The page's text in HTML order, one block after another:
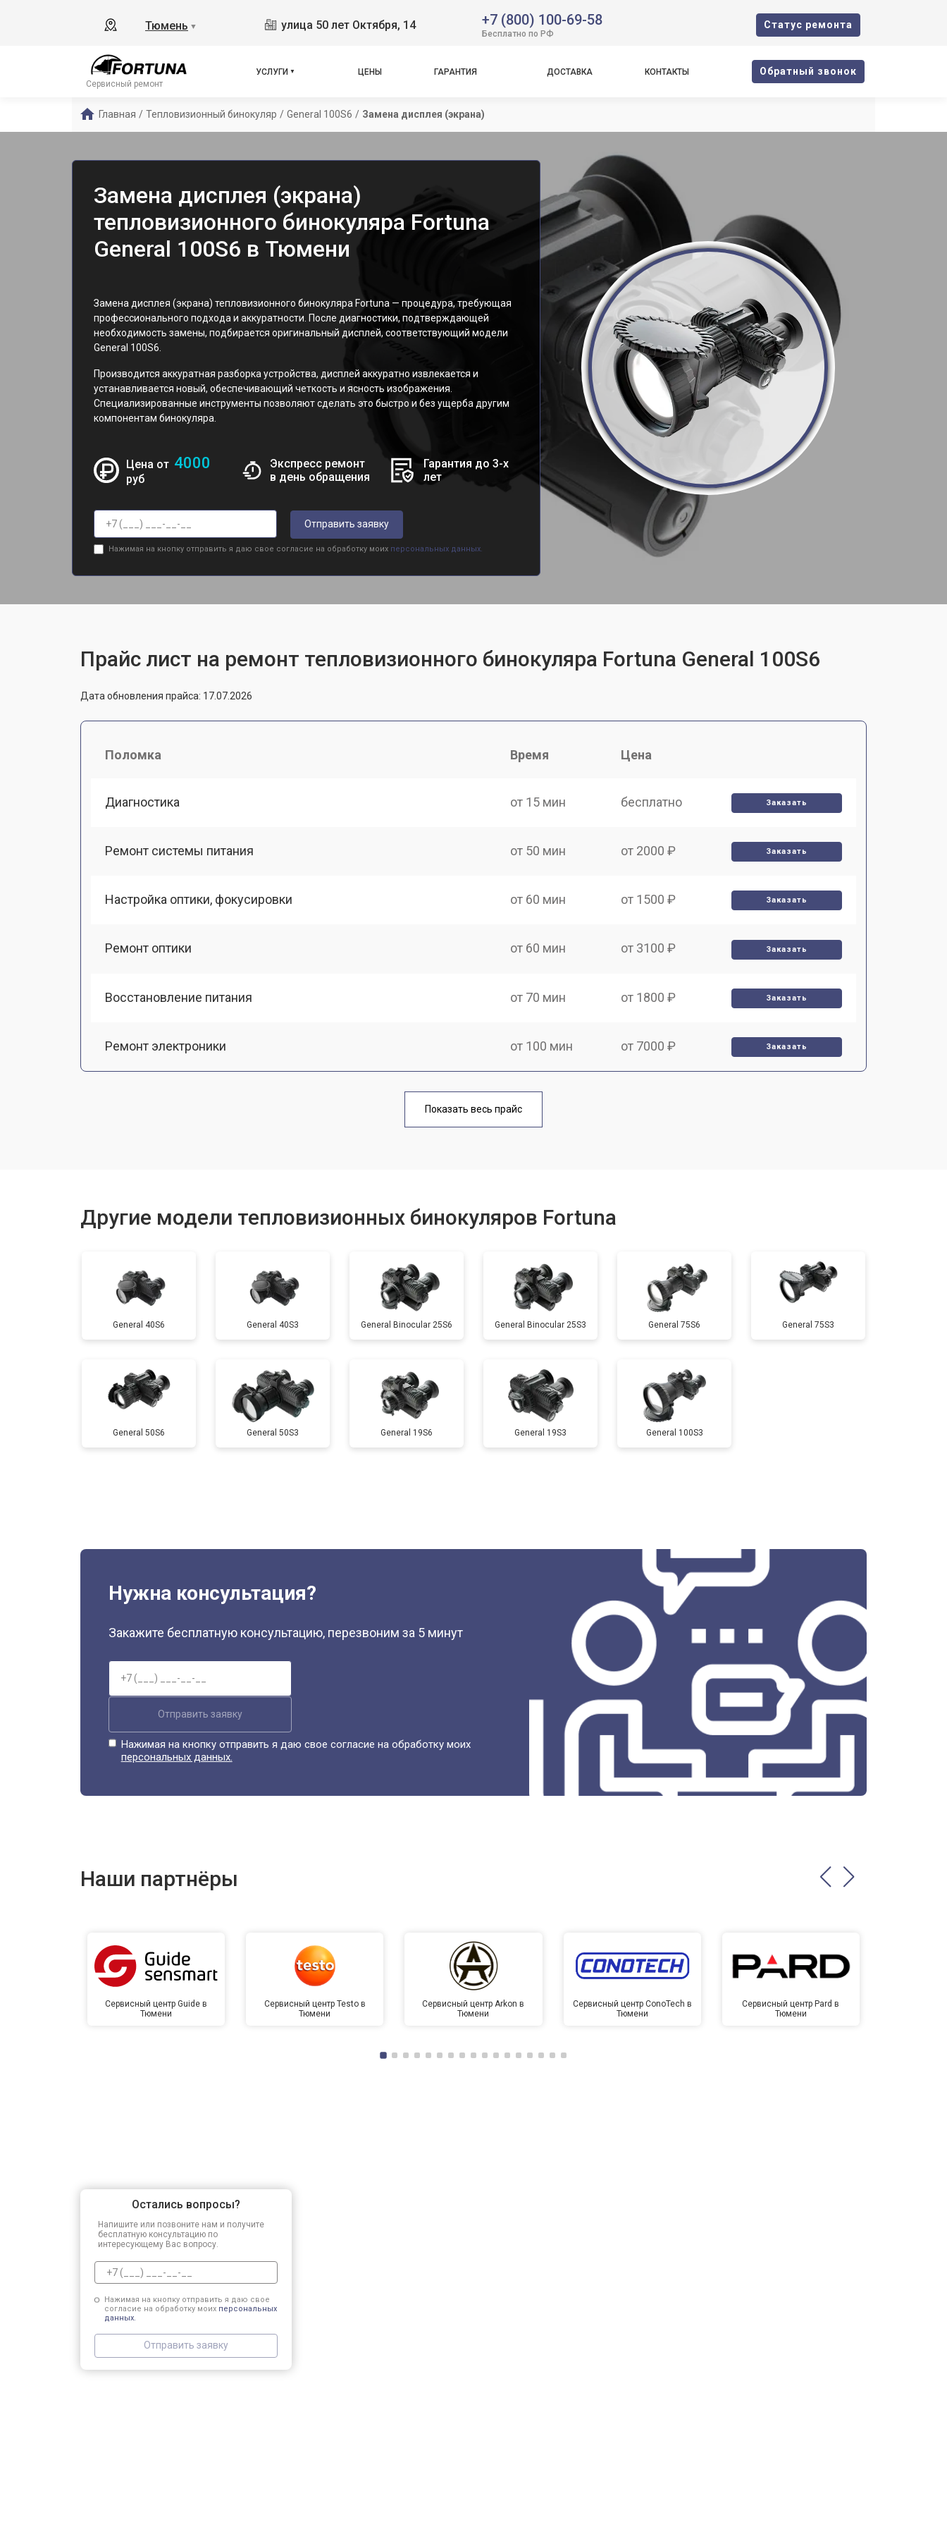
Тюмень ▼ улица 50 лет Октября, 14 +7 (800) 100-69-58
Бесплатно по РФ
Cтатус ремонта
Сервисный ремонт
УСЛУГИ ЦЕНЫ ГАРАНТИЯ ДОСТАВКА КОНТАКТЫ Oбратный звонок
Главная / Тепловизионный бинокуляр / General 100S6 / Замена дисплея (экрана)
Замена дисплея (экрана)
тепловизионного бинокуляра Fortuna
General 100S6 в Тюмени
Замена дисплея (экрана) тепловизионного бинокуляра Fortuna — процедура, требующая
профессионального подхода и аккуратности. После диагностики, подтверждающей
необходимость замены, подбирается оригинальный дисплей, соответствующий модели
General 100S6.
Производится аккуратная разборка устройства, дисплей аккуратно извлекается и
устанавливается новый, обеспечивающий четкость и ясность изображения.
Специализированные инструменты позволяют сделать это быстро и без ущерба другим
компонентам бинокуляра.
Цена от 4000
руб
Экспресс ремонт
в день обращения
Гарантия до 3-х
лет
Отправить заявку
Нажимая на кнопку отправить я даю свое согласие на обработку моих персональных данных.
Прайс лист на ремонт тепловизионного бинокуляра Fortuna General 100S6
Дата обновления прайса: 17.07.2026
Поломка Время Цена
Диагностика от 15 мин бесплатно Заказать
Ремонт системы питания от 50 мин от 2000 ₽ Заказать
Настройка оптики, фокусировки от 60 мин от 1500 ₽ Заказать
Ремонт оптики от 60 мин от 3100 ₽ Заказать
Восстановление питания от 70 мин от 1800 ₽ Заказать
Ремонт электроники от 100 мин от 7000 ₽ Заказать
от 70 мин
Показать весь прайс
Другие модели тепловизионных бинокуляров Fortuna
General 40S6 General 40S3 General Binocular 25S6 General Binocular 25S3 General 75S6 General 75S3
General 50S6 General 50S3 General 19S6 General 19S3 General 100S3
Нужна консультация?
Закажите бесплатную консультацию, перезвоним за 5 минут
Отправить заявку
Нажимая на кнопку отправить я даю свое согласие на обработку моих
персональных данных.
Наши партнёры
Сервисный центр Guide в
Тюмени
Сервисный центр Testo в
Тюмени
Сервисный центр Arkon в
Тюмени
Сервисный центр ConoTech в
Тюмени
Сервисный центр Pard в
Тюмени
Остались вопросы?
Напишите или позвоните нам и получите
бесплатную консультацию по
интересующему Вас вопросу.
Нажимая на кнопку отправить я даю свое
согласие на обработку моих персональных
данных.
Отправить заявку